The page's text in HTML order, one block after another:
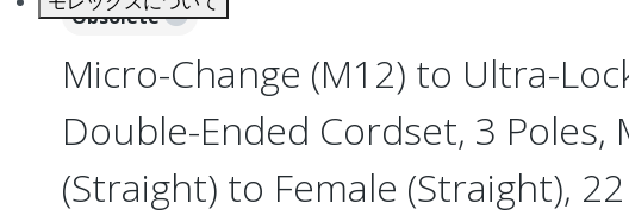
Obsolete
Micro-Change (M12) to Ultra-
Double-Ended Cordset, 3 Poles,
(Straight) to Female (Straight), 22